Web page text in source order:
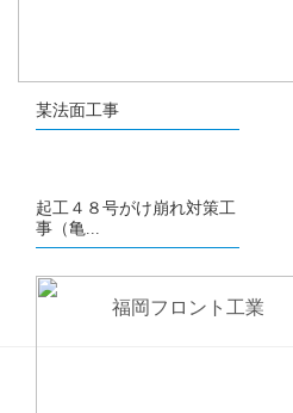
某法面工事
起工４８号がけ崩れ対策工
事（亀...